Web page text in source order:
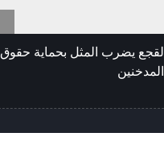
لقجع يضرب المثل بحماية حقوق
المدخنين